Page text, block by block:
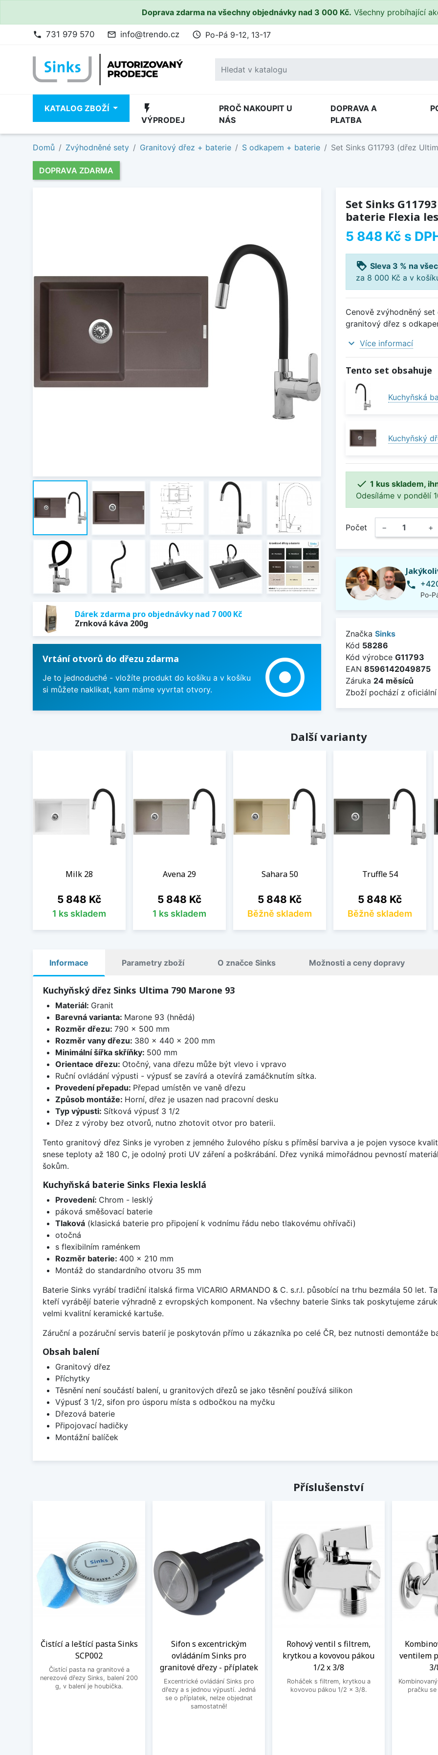
Doprava zdarma na všechny objednávky nad 3 000 Kč. Všechny probíhající
phone 731 979 570 mail_outline info@trendo.cz access_time Po-Pá 9-12, 13-17
KATALOG ZBOŽÍ flash_on
VÝPRODEJ
PROČ NAKOUPIT U
NÁS
DOPRAVA A
PLATBA
Domů Zvýhodněné sety Granitový dřez + baterie S odkapem + baterie Set Sinks G11793 (dřez
DOPRAVA ZDARMA
Dárek zdarma pro objednávky nad 7 000 Kč
Zrnková káva 200g
Vrtání otvorů do dřezu zdarma
Je to jednoduché - vložíte produkt do košíku a v košíku
si můžete naklikat, kam máme vyvrtat otvory.
adjust
Set Sinks
baterie Flexia
5 848 Kč s
loyalty Sleva 3 % na
za 8 000 Kč a v
Cenově zvýhodněný set
granitový dřez s
expand_more Více informací
Tento set obsahuje
Kuchyňská
Kuchyňský
 1 kus skladem,
Odesíláme v pondělí
Počet − +
phone
Po-
Značka Sinks
Kód 58286
Kód výrobce G11793
EAN 8596142049875
Záruka 24 měsíců
Zboží pochází z
Další varianty
Milk 28
Cena
5 848 Kč
1 ks skladem
Avena 29
Cena
5 848 Kč
1 ks skladem
Sahara 50
Cena
5 848 Kč
Běžně skladem
Truffle 54
Cena
5 848 Kč
Běžně skladem
Informace Parametry zboží O značce Sinks Možnosti a ceny dopravy
Kuchyňský dřez Sinks Ultima 790 Marone 93
Materiál: Granit
Barevná varianta: Marone 93 (hnědá)
Rozměr dřezu: 790 x 500 mm
Rozměr vany dřezu: 380 x 440 x 200 mm
Minimální šířka skříňky: 500 mm
Orientace dřezu: Otočný, vana dřezu může být vlevo i vpravo
Ruční ovládání výpusti - výpusť se zavírá a otevírá zamáčknutím sítka.
Provedení přepadu: Přepad umístěn ve vaně dřezu
Způsob montáže: Horní, dřez je usazen nad pracovní desku
Typ výpusti: Sítková výpusť 3 1/2
Dřez z výroby bez otvorů, nutno zhotovit otvor pro baterii.
Tento granitový dřez Sinks je vyroben z jemného žulového písku s příměsí barviva a je pojen vysoce
snese teploty až 180 C, je odolný proti UV záření a poškrábání. Dřez vyniká mimořádnou pevností
šokům.
Kuchyňská baterie Sinks Flexia lesklá
Provedení: Chrom - lesklý
páková směšovací baterie
Tlaková(klasická baterie pro připojení k vodnímu řádu nebo tlakovému ohřívači)
otočná
s flexibilním raménkem
Rozměr baterie: 400 x 210 mm
Montáž do standardního otvoru 35 mm
Baterie Sinks vyrábí tradiční italská firma VICARIO ARMANDO & C. s.r.l. působící na trhu bezmála 50 let.
kteří vyrábějí baterie výhradně z evropských komponent. Na všechny baterie Sinks tak poskytujeme
velmi kvalitní keramické kartuše.
Záruční a pozáruční servis baterií je poskytován přímo u zákazníka po celé ČR, bez nutnosti demontáže
Obsah balení
Granitový dřez
Příchytky
Těsnění není součástí balení, u granitových dřezů se jako těsnění používá silikon
Výpusť 3 1/2, sifon pro úsporu místa s odbočkou na myčku
Dřezová baterie
Připojovací hadičky
Montážní balíček
Příslušenství
Čistící a leštící pasta Sinks
SCP002
Čistící pasta na granitové a
nerezové dřezy Sinks, balení 200
g, v balení je houbička.
Sifon s excentrickým
ovládáním Sinks pro
granitové dřezy - příplatek
Excentrické ovládání Sinks pro
dřezy a s jednou výpustí. Jedná
se o příplatek, nelze objednat
samostatně!
Rohový ventil s filtrem,
krytkou a kovovou pákou
1/2 x 3/8
Roháček s filtrem, krytkou a
kovovou pákou 1/2 x 3/8.
ventilem
pračku